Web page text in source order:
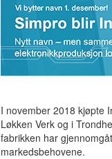
I november 2018 kjøpte
Løkken Verk og i
fabrikken har
markedsbehovene.